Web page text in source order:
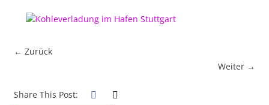
← Zurück
Weiter →
Share This Post: